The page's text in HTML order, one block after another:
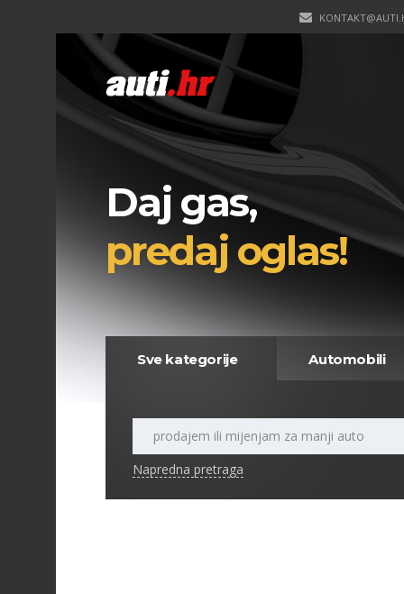
Daj gas,
predaj oglas!
Sve kategorije Automobili
Napredna pretraga